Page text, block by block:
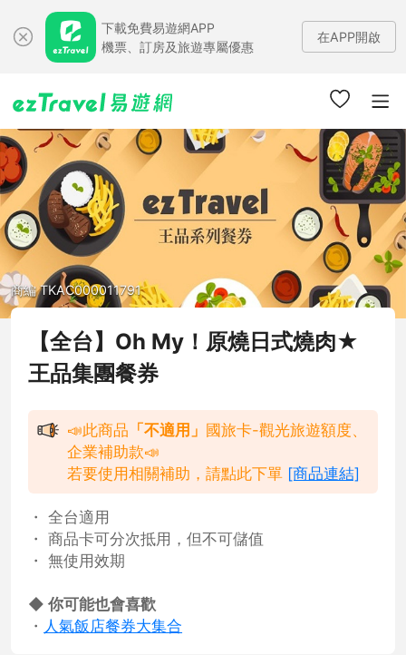
下載免費易遊網APP
機票、訂房及旅遊專屬優惠
在APP開啟
商編 TKAC000011791
【全台】Oh My！原燒日式燒肉★
王品集團餐券
📣此商品 「不適用」 國旅卡-觀光旅遊額度、
企業補助款📣
若要使用相關補助，請點此下單 [商品連結]
・ 全台適用
・ 商品卡可分次抵用，但不可儲值
・ 無使用效期
◆ 你可能也會喜歡
・ 人氣飯店餐券大集合